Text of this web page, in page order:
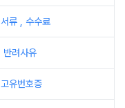
류 , 수수료
반려사유
유번호증